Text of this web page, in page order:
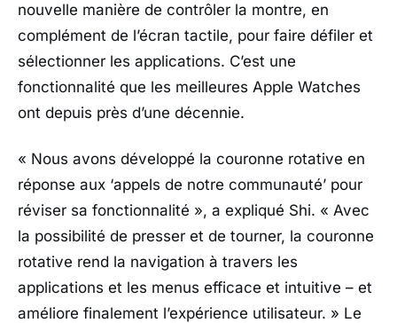
nouvelle manière de contrôler la montre, en
complément de l’écran tactile, pour faire défiler et
sélectionner les applications. C’est une
fonctionnalité que les meilleures Apple Watches
ont depuis près d’une décennie.
« Nous avons développé la couronne rotative en
réponse aux ‘appels de notre communauté’ pour
réviser sa fonctionnalité », a expliqué Shi. « Avec
la possibilité de presser et de tourner, la couronne
rotative rend la navigation à travers les
applications et les menus efficace et intuitive – et
améliore finalement l’expérience utilisateur. » Le